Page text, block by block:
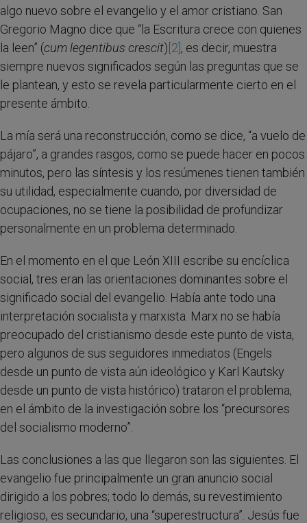
algo nuevo sobre el evangelio y el amor cristiano. San
Gregorio Magno dice que “la Escritura crece con quienes
la leen” (cum legentibus crescit) [2] , es decir, muestra
siempre nuevos significados según las preguntas que se
le plantean, y esto se revela particularmente cierto en el
presente ámbito.
La mía será una reconstrucción, como se dice, “a vuelo de
pájaro”, a grandes rasgos, como se puede hacer en pocos
minutos, pero las síntesis y los resúmenes tienen también
su utilidad, especialmente cuando, por diversidad de
ocupaciones, no se tiene la posibilidad de profundizar
personalmente en un problema determinado.
En el momento en el que León XIII escribe su encíclica
social, tres eran las orientaciones dominantes sobre el
significado social del evangelio. Había ante todo una
interpretación socialista y marxista. Marx no se había
preocupado del cristianismo desde este punto de vista,
pero algunos de sus seguidores inmediatos (Engels
desde un punto de vista aún ideológico y Karl Kautsky
desde un punto de vista histórico) trataron el problema,
en el ámbito de la investigación sobre los “precursores
del socialismo moderno”.
Las conclusiones a las que llegaron son las siguientes. El
evangelio fue principalmente un gran anuncio social
dirigido a los pobres; todo lo demás, su revestimiento
religioso, es secundario, una “superestructura”. Jesús fue